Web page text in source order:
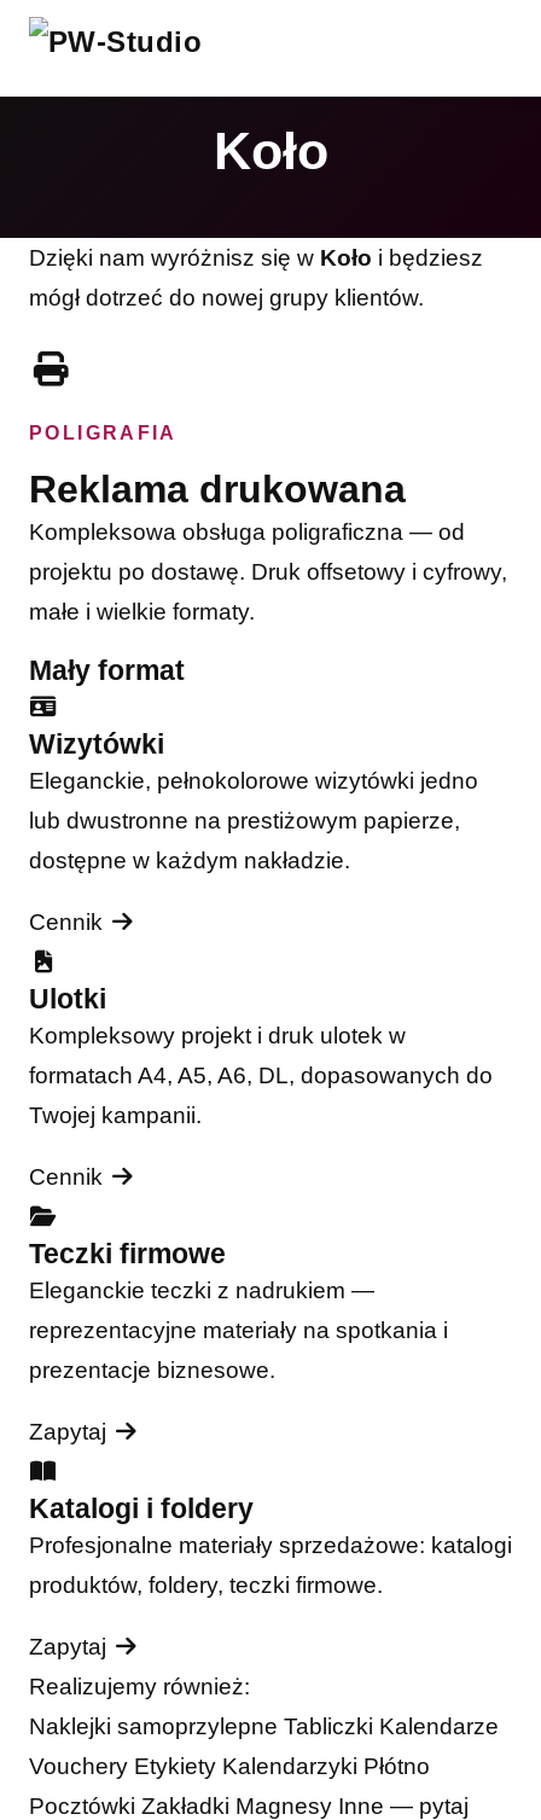
Koło
Dzięki nam wyróżnisz się w Koło i będziesz
mógł dotrzeć do nowej grupy klientów.
POLIGRAFIA
Reklama drukowana
Kompleksowa obsługa poligraficzna — od
projektu po dostawę. Druk offsetowy i cyfrowy,
małe i wielkie formaty.
Mały format
Wizytówki
Eleganckie, pełnokolorowe wizytówki jedno
lub dwustronne na prestiżowym papierze,
dostępne w każdym nakładzie.
Cennik
Ulotki
Kompleksowy projekt i druk ulotek w
formatach A4, A5, A6, DL, dopasowanych do
Twojej kampanii.
Cennik
Teczki firmowe
Eleganckie teczki z nadrukiem —
reprezentacyjne materiały na spotkania i
prezentacje biznesowe.
Zapytaj
Katalogi i foldery
Profesjonalne materiały sprzedażowe: katalogi
produktów, foldery, teczki firmowe.
Zapytaj
Realizujemy również:
Naklejki samoprzylepne Tabliczki Kalendarze
Vouchery Etykiety Kalendarzyki Płótno
Pocztówki Zakładki Magnesy Inne — pytaj